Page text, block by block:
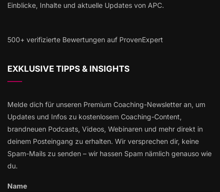
Einblicke, Inhalte und aktuelle Updates von APC.
500+ verifizierte Bewertungen auf ProvenExpert
EXKLUSIVE TIPPS & INSIGHTS
Melde dich für unseren Premium Coaching-Newsletter an, um
Updates und Infos zu kostenlosem Coaching-Content,
brandneuen Podcasts, Videos, Webinaren und mehr direkt in
deinem Posteingang zu erhalten. Wir versprechen dir, keine
Spam-Mails zu senden – wir hassen Spam nämlich genauso wie
du.
Name